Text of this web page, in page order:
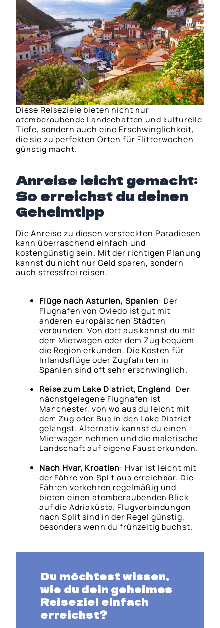
Diese Reiseziele bieten nicht nur
atemberaubende Landschaften und kulturelle
Tiefe, sondern auch eine Erschwinglichkeit,
die sie zu perfekten Orten für Flitterwochen
günstig macht.
Anreise leicht gemacht:
So erreichst du deinen
Geheimtipp
Die Anreise zu diesen versteckten Paradiesen
kann überraschend einfach und
kostengünstig sein. Mit der richtigen Planung
kannst du nicht nur Geld sparen, sondern
auch stressfrei reisen.
Flüge nach Asturien, Spanien: Der
Flughafen von Oviedo ist gut mit
anderen europäischen Städten
verbunden. Von dort aus kannst du mit
dem Mietwagen oder dem Zug bequem
die Region erkunden. Die Kosten für
Inlandsflüge oder Zugfahrten in
Spanien sind oft sehr erschwinglich.
Reise zum Lake District, England: Der
nächstgelegene Flughafen ist
Manchester, von wo aus du leicht mit
dem Zug oder Bus in den Lake District
gelangst. Alternativ kannst du einen
Mietwagen nehmen und die malerische
Landschaft auf eigene Faust erkunden.
Nach Hvar, Kroatien: Hvar ist leicht mit
der Fähre von Split aus erreichbar. Die
Fähren verkehren regelmäßig und
bieten einen atemberaubenden Blick
auf die Adriaküste. Flugverbindungen
nach Split sind in der Regel günstig,
besonders wenn du frühzeitig buchst.
Du möchtest wissen,
wie du dein geheimes
Reiseziel einfach
erreichst?